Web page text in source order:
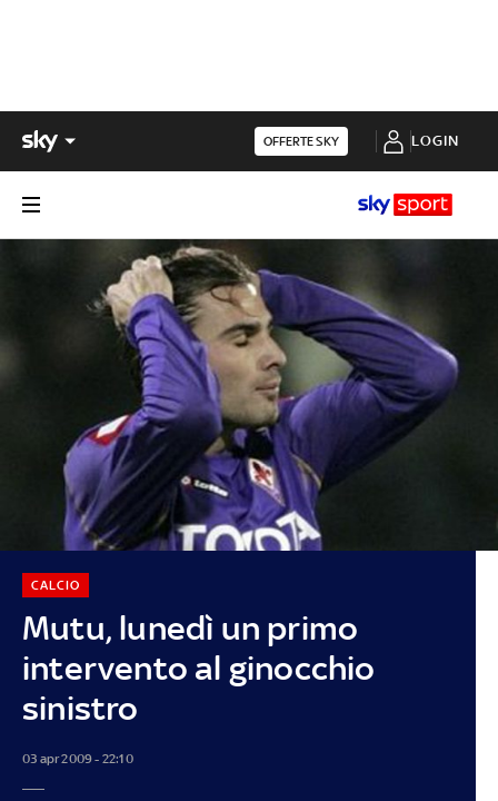
OFFERTE SKY LOGIN
Mutu, lunedì un primo
intervento al ginocchio
sinistro
CALCIO
03 apr 2009 - 22:10